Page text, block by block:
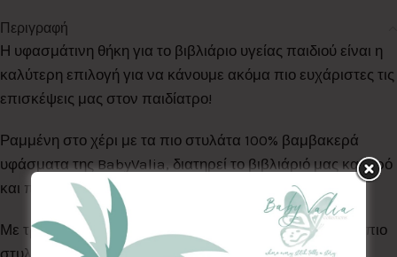
Περιγραφή
Η υφασμάτινη θήκη για το βιβλιάριο υγείας παιδιού είναι η
καλύτερη επιλογή για να κάνουμε ακόμα πιο ευχάριστες τις
επισκέψεις μας στον παιδίατρο!
Ραμμένη στο χέρι με τα πιο στυλάτα 100% βαμβακερά
υφάσματα της BabyValia, διατηρεί το βιβλιάριό μας καθαρό
και προστατευμένο από τη φθορά του χρόνου.
Με τρέσσα, ή κλασική, με μονόργαμμα ή χωρίς, είναι η πιο
στυλάτη & ξεχωριστή θήκη για το βιβλιάριο υγείας του